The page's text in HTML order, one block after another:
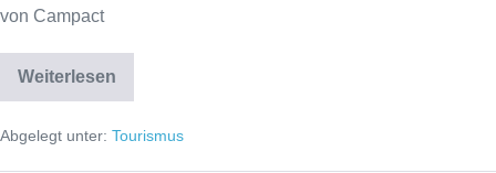
von Campact
Weiterlesen
Petition
„Stoppt
LNG-
Abgelegt unter: Tourismus